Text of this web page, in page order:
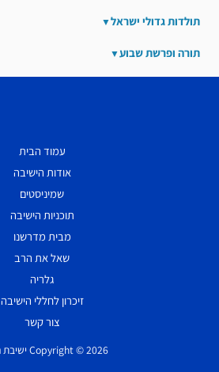
תולדות גדולי ישראל
תורה ופרשת שבוע
עמוד הבית
אודות הישיבה
שמיניסטים
תוכניות הישיבה
מבית מדרשנו
שאל את הרב
גלריה
זיכרון לחללי הישיבה
צור קשר
Copyright © 2026 ישיבת הכותל